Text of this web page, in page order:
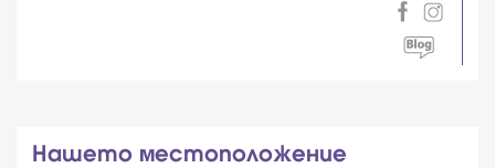
Нашето местоположение